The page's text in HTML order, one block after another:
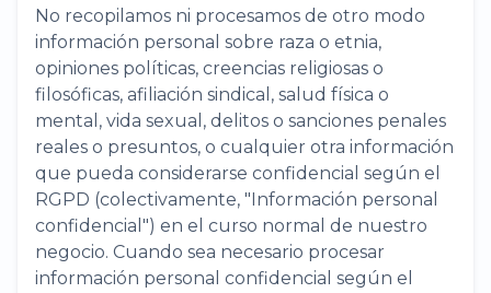
No recopilamos ni procesamos de otro modo
información personal sobre raza o etnia,
opiniones políticas, creencias religiosas o
filosóficas, afiliación sindical, salud física o
mental, vida sexual, delitos o sanciones penales
reales o presuntos, o cualquier otra información
que pueda considerarse confidencial según el
RGPD (colectivamente, "Información personal
confidencial") en el curso normal de nuestro
negocio. Cuando sea necesario procesar
información personal confidencial según el